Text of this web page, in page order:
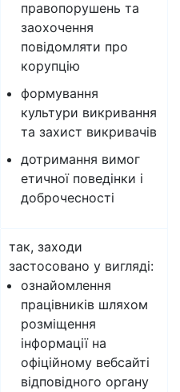
правопорушень та
заохочення
повідомляти про
корупцію
формування
культури викривання
та захист викривачів
дотримання вимог
етичної поведінки і
доброчесності
так, заходи
застосовано у вигляді:
ознайомлення
працівників шляхом
розміщення
інформації на
офіційному вебсайті
відповідного органу